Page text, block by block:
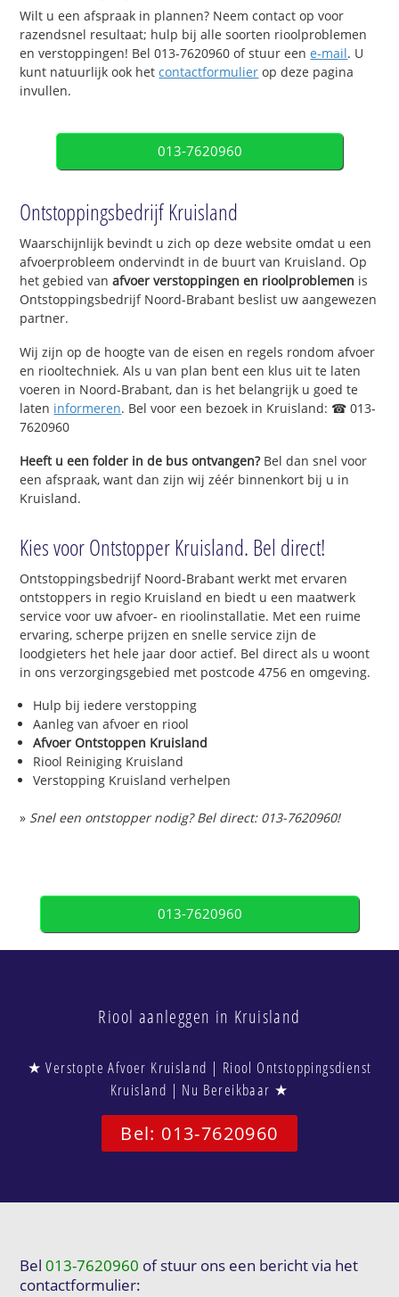
Wilt u een afspraak in plannen? Neem contact op voor
razendsnel resultaat; hulp bij alle soorten rioolproblemen
en verstoppingen! Bel 013-7620960 of stuur eene-mail. U
kunt natuurlijk ook hetcontactformulier op deze pagina
invullen.
013-7620960
Ontstoppingsbedrijf Kruisland
Waarschijnlijk bevindt u zich op deze website omdat u een
afvoerprobleem ondervindt in de buurt van Kruisland. Op
het gebied vanafvoer verstoppingen en rioolproblemen is
Ontstoppingsbedrijf Noord-Brabant beslist uw aangewezen
partner.
Wij zijn op de hoogte van de eisen en regels rondom afvoer
en riooltechniek. Als u van plan bent een klus uit te laten
voeren in Noord-Brabant, dan is het belangrijk u goed te
laten informeren. Bel voor een bezoek in Kruisland: ☎ 013-
7620960
Heeft u een folder in de bus ontvangen?Bel dan snel voor
een afspraak, want dan zijn wij zéér binnenkort bij u in
Kruisland.
Kies voor Ontstopper Kruisland. Bel direct!
Ontstoppingsbedrijf Noord-Brabant werkt met ervaren
ontstoppers in regio Kruisland en biedt u een maatwerk
service voor uw afvoer- en rioolinstallatie. Met een ruime
ervaring, scherpe prijzen en snelle service zijn de
loodgieters het hele jaar door actief. Bel direct als u woont
in ons verzorgingsgebied met postcode 4756 en omgeving.
Hulp bij iedere verstopping
Aanleg van afvoer en riool
Afvoer Ontstoppen Kruisland
Riool Reiniging Kruisland
Verstopping Kruisland verhelpen
» Snel een ontstopper nodig? Bel direct: 013-7620960!
013-7620960
Riool aanleggen in Kruisland
★ Verstopte Afvoer Kruisland | Riool Ontstoppingsdienst
Kruisland | Nu Bereikbaar ★
Bel: 013-7620960
Bel013-7620960 of stuur ons een bericht via het
contactformulier: